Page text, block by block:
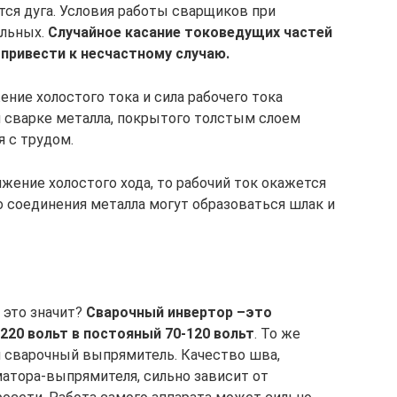
дуга. Условия работы сварщиков при
Случайное касание токоведущих частей
к несчастному случаю.
холостого тока и сила рабочего тока
металла, покрытого толстым слоем
с трудом.
холостого хода, то рабочий ток окажется
металла могут образоваться шлак и
значит? Сварочный инвертор –это
вольт в постояный 70-120 вольт. То же
выпрямитель. Качество шва,
выпрямителя, сильно зависит от